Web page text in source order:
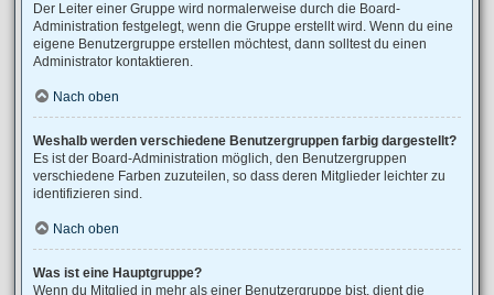
Der Leiter einer Gruppe wird normalerweise durch die Board-
Administration festgelegt, wenn die Gruppe erstellt wird. Wenn du eine
eigene Benutzergruppe erstellen möchtest, dann solltest du einen
Administrator kontaktieren.
Nach oben
Weshalb werden verschiedene Benutzergruppen farbig dargestellt?
Es ist der Board-Administration möglich, den Benutzergruppen
verschiedene Farben zuzuteilen, so dass deren Mitglieder leichter zu
identifizieren sind.
Nach oben
Was ist eine Hauptgruppe?
Wenn du Mitglied in mehr als einer Benutzergruppe bist, dient die